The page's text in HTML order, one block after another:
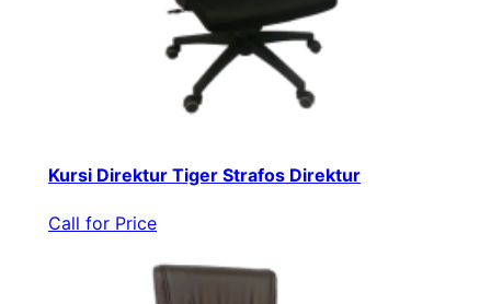
Kursi Direktur Tiger Strafos Direktur
Call for Price